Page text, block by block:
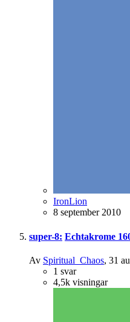
IronLion
8 september 2010
super-8: Echtakrome
Av Spiritual_Chaos, 31
1 svar
4,5k visningar